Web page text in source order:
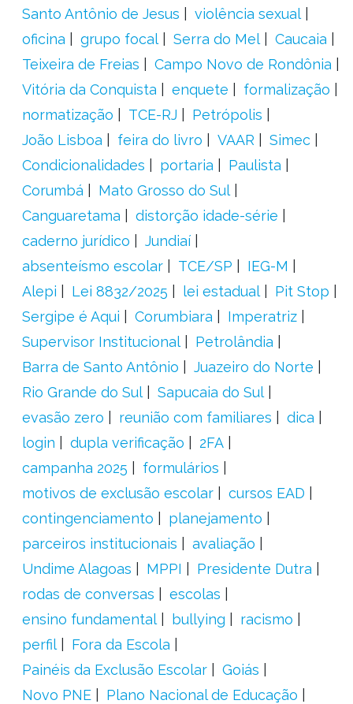
Santo Antônio de Jesus
violência sexual
oficina
grupo focal Serra do Mel
Caucaia
Teixeira de Freias
Campo Novo de Rondônia
Vitória da Conquista
enquete
formalização
normatização
TCE-RJ
Petrópolis
João Lisboa
feira do livro VAAR
Simec
Condicionalidades
portaria
Paulista
Corumbá
Mato Grosso do Sul
Canguaretama
distorção idade-série
caderno jurídico
Jundiaí
absenteísmo escolar
TCE/SP
IEG-M
Alepi
Lei 8832/2025 lei estadual
Pit Stop
Sergipe é Aqui
Corumbiara
Imperatriz
Supervisor Institucional
Petrolândia
Barra de Santo Antônio
Juazeiro do Norte
Rio Grande do Sul
Sapucaia do Sul
evasão zero
reunião com familiares
dica
login
dupla verificação
2FA
campanha 2025
formulários
motivos de exclusão escolar
cursos EAD
contingenciamento
planejamento
parceiros institucionais
avaliação
Undime Alagoas
MPPI
Presidente Dutra
rodas de conversas
escolas
ensino fundamental
bullying
racismo
perfil
Fora da Escola
Painéis da Exclusão Escolar
Goiás
Novo PNE
Plano Nacional de Educação